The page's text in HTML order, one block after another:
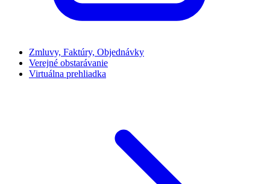
Zmluvy, Faktúry, Objednávky
Verejné obstarávanie
Virtuálna prehliadka